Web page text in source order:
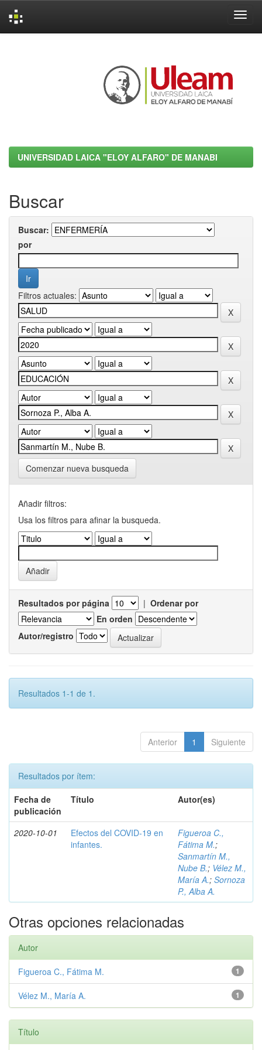
UNIVERSIDAD LAICA "ELOY ALFARO" DE MANABI
Buscar
Buscar:
por
Filtros actuales:
Comenzar nueva busqueda
Añadir filtros:
Usa los filtros para afinar la busqueda.
Resultados por página | Ordenar por
En orden
Autor/registro
Resultados 1-1 de 1.
Anterior 1 Siguiente
Resultados por ítem:
Fecha de
publicación
Título Autor(es)
2020-10-01
Efectos del COVID-19 en
infantes.
Figueroa C.,
Fátima M.;
Sanmartín M.,
Nube B.; Vélez M.,
María A.; Sornoza
P., Alba A.
Otras opciones relacionadas
Autor
1
Figueroa C., Fátima M.
1
Vélez M., María A.
Título